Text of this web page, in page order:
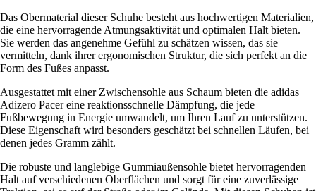
Das Obermaterial dieser Schuhe besteht aus hochwertigen Materialien,
die eine hervorragende Atmungsaktivität und optimalen Halt bieten.
Sie werden das angenehme Gefühl zu schätzen wissen, das sie
vermitteln, dank ihrer ergonomischen Struktur, die sich perfekt an die
Form des Fußes anpasst.
Ausgestattet mit einer Zwischensohle aus Schaum bieten die adidas
Adizero Pacer eine reaktionsschnelle Dämpfung, die jede
Fußbewegung in Energie umwandelt, um Ihren Lauf zu unterstützen.
Diese Eigenschaft wird besonders geschätzt bei schnellen Läufen, bei
denen jedes Gramm zählt.
Die robuste und langlebige Gummiaußensohle bietet hervorragenden
Halt auf verschiedenen Oberflächen und sorgt für eine zuverlässige